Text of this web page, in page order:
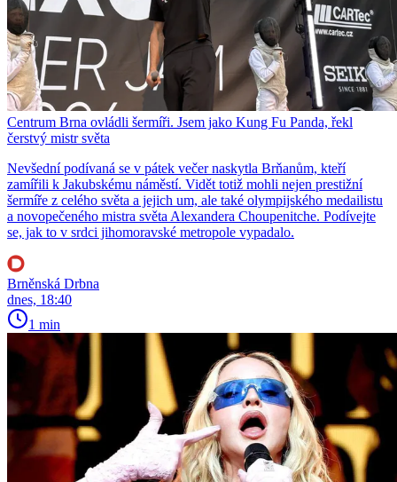
Centrum Brna ovládli šermíři. Jsem jako Kung Fu Panda, řekl
čerstvý mistr světa
Nevšední podívaná se v pátek večer naskytla Brňanům, kteří
zamířili k Jakubskému náměstí. Vidět totiž mohli nejen prestižní
šermíře z celého světa a jejich um, ale také olympijského medailistu
a novopečeného mistra světa Alexandera Choupenitche. Podívejte
se, jak to v srdci jihomoravské metropole vypadalo.
Brněnská Drbna
dnes, 18:40
1 min